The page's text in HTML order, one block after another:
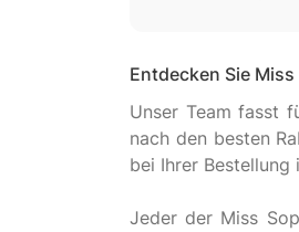
Entdecken Sie
Unser Team fasst
nach den besten
bei Ihrer Bestellung
Jeder der Miss